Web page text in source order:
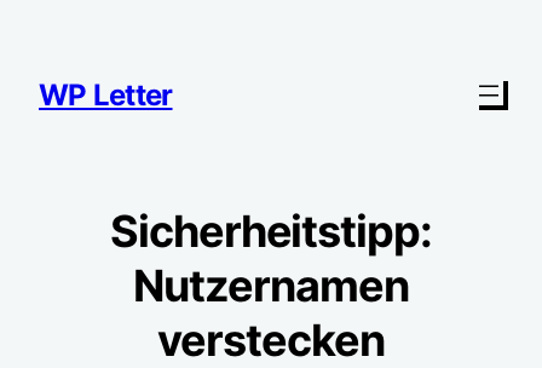
springen
WP Letter
Sicherheitstipp:
Nutzernamen
verstecken